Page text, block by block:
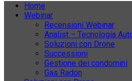
Home
Webinar
Recensioni Webinar
Analist – Tecnologia
Soluzioni con Drone
Successioni
Gestione dei condomini
Gas Radon